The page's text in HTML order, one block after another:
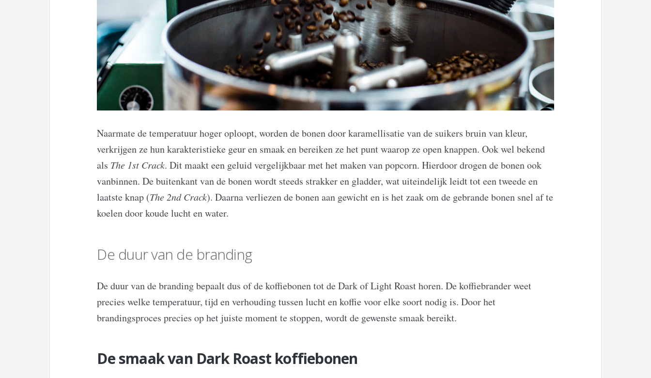
Naarmate de temperatuur hoger oploopt, worden de bonen door karamellisatie van de suikers bruin van kleur,
verkrijgen ze hun karakteristieke geur en smaak en bereiken ze het punt waarop ze open knappen. Ook wel bekend
als The 1st Crack. Dit maakt een geluid vergelijkbaar met het maken van popcorn. Hierdoor drogen de bonen ook
vanbinnen. De buitenkant van de bonen wordt steeds strakker en gladder, wat uiteindelijk leidt tot een tweede en
laatste knap (The 2nd Crack). Daarna verliezen de bonen aan gewicht en is het zaak om de gebrande bonen snel af te
koelen door koude lucht en water.
De duur van de branding
De duur van de branding bepaalt dus of de koffiebonen tot de Dark of Light Roast horen. De koffiebrander weet
precies welke temperatuur, tijd en verhouding tussen lucht en koffie voor elke soort nodig is. Door het
brandingsproces precies op het juiste moment te stoppen, wordt de gewenste smaak bereikt.
De smaak van Dark Roast koffiebonen